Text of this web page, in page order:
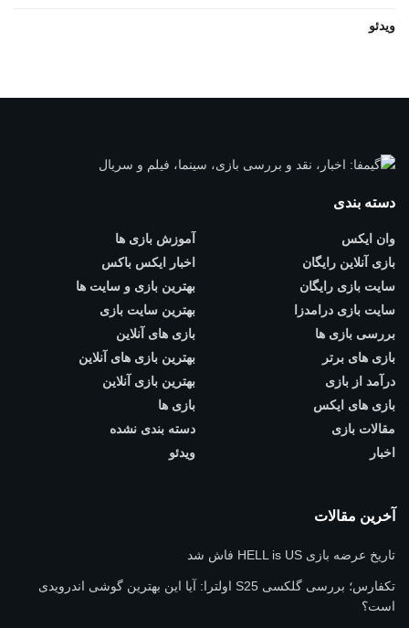
ویدئو
دسته بندی
وان ایکس
بازی آنلاین رایگان
سایت بازی رایگان
سایت بازی درامدزا
بررسی بازی ها
بازی های برتر
درآمد از بازی
بازی های ایکس
مقالات بازی
اخبار
آموزش بازی ها
اخبار ایکس باکس
بهترین بازی و سایت ها
بهترین سایت بازی
بازی های آنلاین
بهترین بازی های آنلاین
بهترین بازی آنلاین
بازی ها
دسته بندی نشده
ویدئو
آخرین مقالات
تاریخ عرضه بازی HELL is US فاش شد
تکفارس؛ بررسی گلکسی S25 اولترا: آیا این بهترین گوشی اندرویدی
است؟